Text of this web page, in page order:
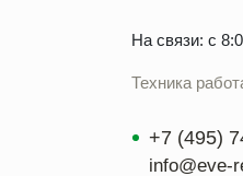
На связи: с
Техника
+7 (495)
info@eve-